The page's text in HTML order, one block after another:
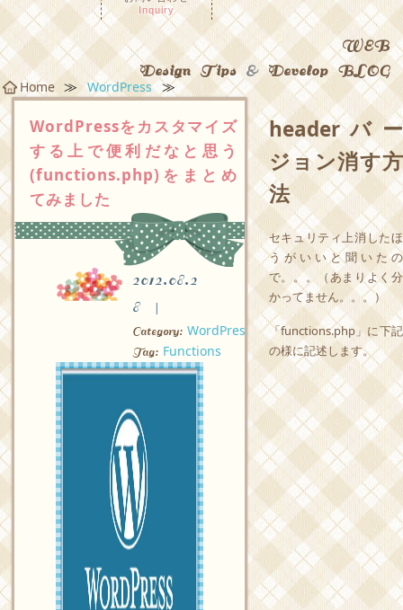
Inquiry
WEB
Design Tips & Develop BLOG
Home ≫ WordPress ≫
WordPressをカスタマイズ
する上で便利だなと思う
(functions.php)をまとめ
てみました
2012.08.2
8
Category: WordPress
Tag: Functions
headerバー
ジョン消す方
法
セキュリティ上消したほ
うがいいと聞いたの
で。。。（あまりよく分
かってません。。。）
「functions.php」に下記
の様に記述します。